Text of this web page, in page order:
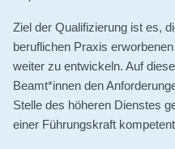
Ziel der Qualifizierung ist es,
beruflichen Praxis
weiter zu entwickeln. Auf
Beamt*innen den
Stelle des höheren Dienstes
einer Führungskraft